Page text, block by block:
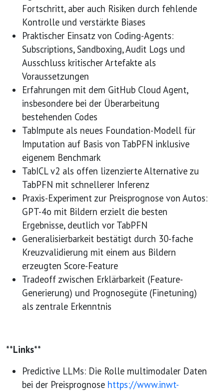
Fortschritt, aber auch Risiken durch fehlende
Kontrolle und verstärkte Biases
Praktischer Einsatz von Coding-Agents:
Subscriptions, Sandboxing, Audit Logs und
Ausschluss kritischer Artefakte als
Voraussetzungen
Erfahrungen mit dem GitHub Cloud Agent,
insbesondere bei der Überarbeitung
bestehenden Codes
TabImpute als neues Foundation-Modell für
Imputation auf Basis von TabPFN inklusive
eigenem Benchmark
TabICL v2 als offen lizenzierte Alternative zu
TabPFN mit schnellerer Inferenz
Praxis-Experiment zur Preisprognose von Autos:
GPT-4o mit Bildern erzielt die besten
Ergebnisse, deutlich vor TabPFN
Generalisierbarkeit bestätigt durch 30-fache
Kreuzvalidierung mit einem aus Bildern
erzeugten Score-Feature
Tradeoff zwischen Erklärbarkeit (Feature-
Generierung) und Prognosegüte (Finetuning)
als zentrale Erkenntnis
**Links**
Predictive LLMs: Die Rolle multimodaler Daten
bei der Preisprognose https://www.inwt-